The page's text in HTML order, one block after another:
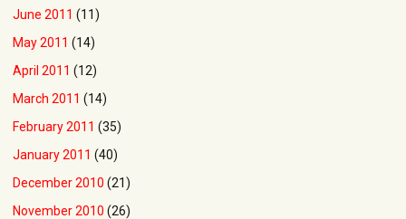
June 2011 (11)
May 2011 (14)
April 2011 (12)
March 2011 (14)
February 2011 (35)
January 2011 (40)
December 2010 (21)
November 2010 (26)